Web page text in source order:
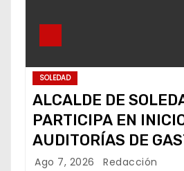
SOLEDAD
ALCALDE DE
PARTICIPA EN
AUDITORÍAS DE
FEDERALIZADO
Ago 7, 2026 Redacción